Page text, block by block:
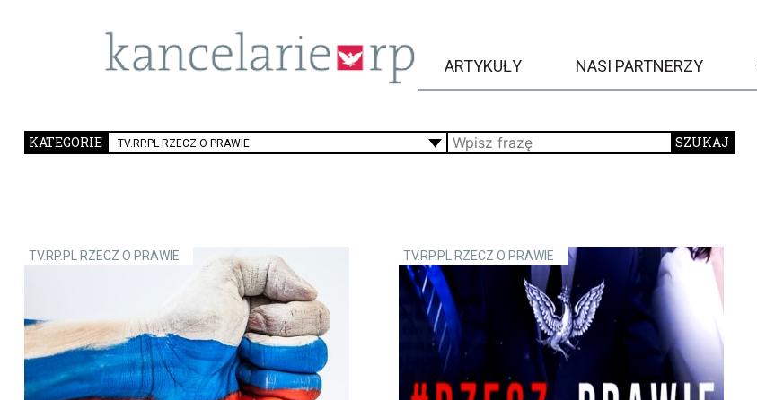
ARTYKUŁY NASI PARTNERZY
KATEGORIE TV.RP.PL RZECZ O PRAWIE
TV.RP.PL RZECZ O PRAWIE TV.RP.PL RZECZ O PRAWIE